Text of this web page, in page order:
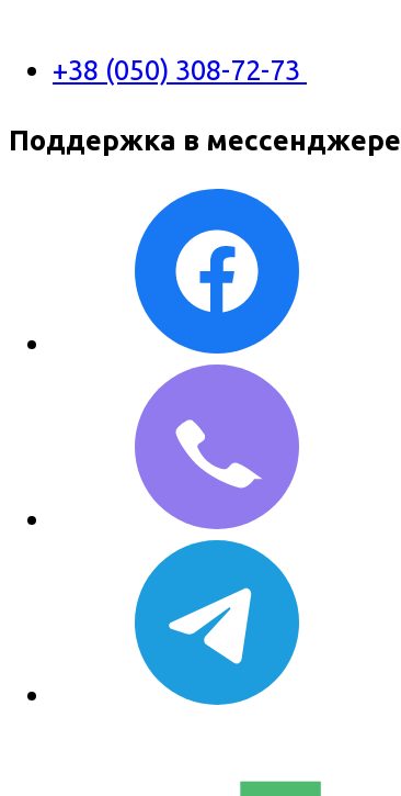
+38 (050) 308-72-73
Поддержка в мессенджере